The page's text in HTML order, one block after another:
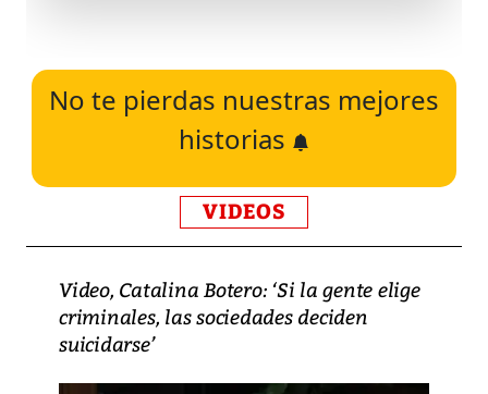
No te pierdas nuestras mejores
historias
VIDEOS
Video, Catalina Botero: ‘Si la gente elige
criminales, las sociedades deciden
suicidarse’